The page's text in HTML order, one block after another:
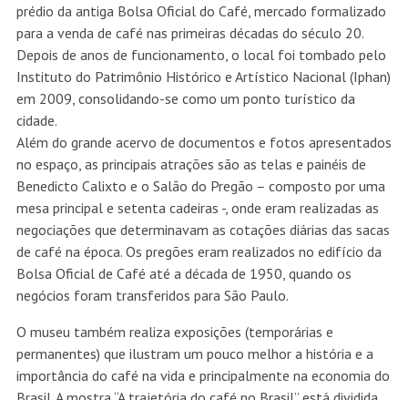
prédio da antiga Bolsa Oficial do Café, mercado formalizado
para a venda de café nas primeiras décadas do século 20.
Depois de anos de funcionamento, o local foi tombado pelo
Instituto do Patrimônio Histórico e Artístico Nacional (Iphan)
em 2009, consolidando-se como um ponto turístico da
cidade.
Além do grande acervo de documentos e fotos apresentados
no espaço, as principais atrações são as telas e painéis de
Benedicto Calixto e o Salão do Pregão – composto por uma
mesa principal e setenta cadeiras -, onde eram realizadas as
negociações que determinavam as cotações diárias das sacas
de café na época. Os pregões eram realizados no edifício da
Bolsa Oficial de Café até a década de 1950, quando os
negócios foram transferidos para São Paulo.
O museu também realiza exposições (temporárias e
permanentes) que ilustram um pouco melhor a história e a
importância do café na vida e principalmente na economia do